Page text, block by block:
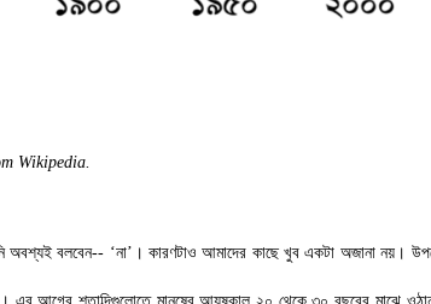
Wikipedia.
অবশ্যই বলবেন-- ‘না’ । কারণটাও আমাদের কাছে খুব একটা অজানা নয়।